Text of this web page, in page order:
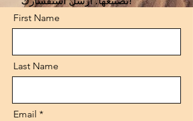
First Name
Last Name
Email